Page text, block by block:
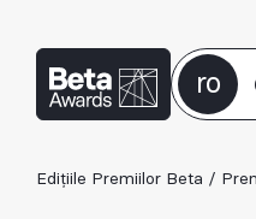
ro
Edițiile Premiilor Beta /